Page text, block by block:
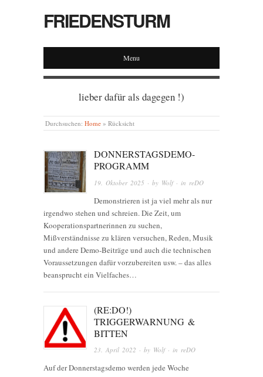
FRIEDENSTURM
Menu
lieber dafür als dagegen !)
Durchsuchen: Home » Rücksicht
DONNERSTAGSDEMO-
PROGRAMM
19. Oktober 2025 · by Wolf· in reDO
Demonstrieren ist ja viel mehr als nur
irgendwo stehen und schreien. Die Zeit, um
Kooperationspartnerinnen zu suchen,
Mißverständnisse zu klären versuchen, Reden, Musik
und andere Demo-Beiträge und auch die technischen
Voraussetzungen dafür vorzubereiten usw. – das alles
beansprucht ein Vielfaches…
(RE:DO!)
TRIGGERWARNUNG &
BITTEN
23. April 2022 · by Wolf· inreDO
Auf der Donnerstagsdemo werden jede Woche